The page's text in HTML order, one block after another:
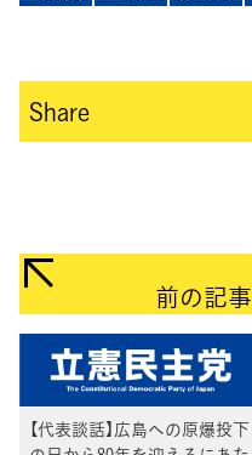
Share
前の記事
【代表談話】広島への原爆投下